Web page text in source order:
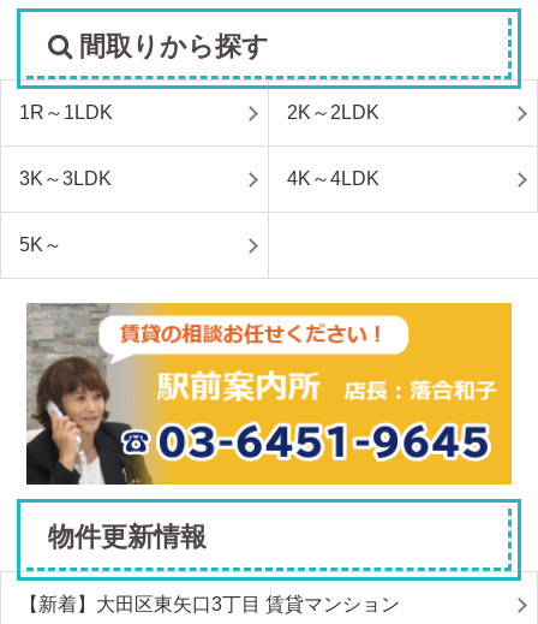
間取りから探す
1R～1LDK 2K～2LDK
3K～3LDK 4K～4LDK
5K～
物件更新情報
【新着】大田区東矢口3丁目 賃貸マンション